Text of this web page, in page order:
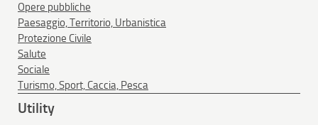
Opere pubbliche
Paesaggio, Territorio, Urbanistica
Protezione Civile
Salute
Sociale
Turismo, Sport, Caccia, Pesca
Utility